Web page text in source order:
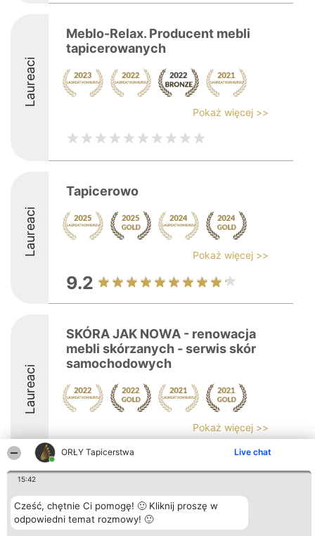
ORŁY Tapicerstwa Live chat
15:42
Cześć, chętnie Ci pomogę! 🙂 Kliknij proszę w
odpowiedni temat rozmowy! 🙂
Laureaci
Meblo-Relax. Producent mebli
tapicerowanych
Pokaż więcej >>
Laureaci
Tapicerowo
Pokaż więcej >>
9.2
Laureaci
SKÓRA JAK NOWA - renowacja
mebli skórzanych - serwis skór
samochodowych
Pokaż więcej >>
Organizator plebiscytu
Bright Side Solutions sp. z o.
o. sp. k.
Plebiscyt
Laureaci
Lista
Kontakt